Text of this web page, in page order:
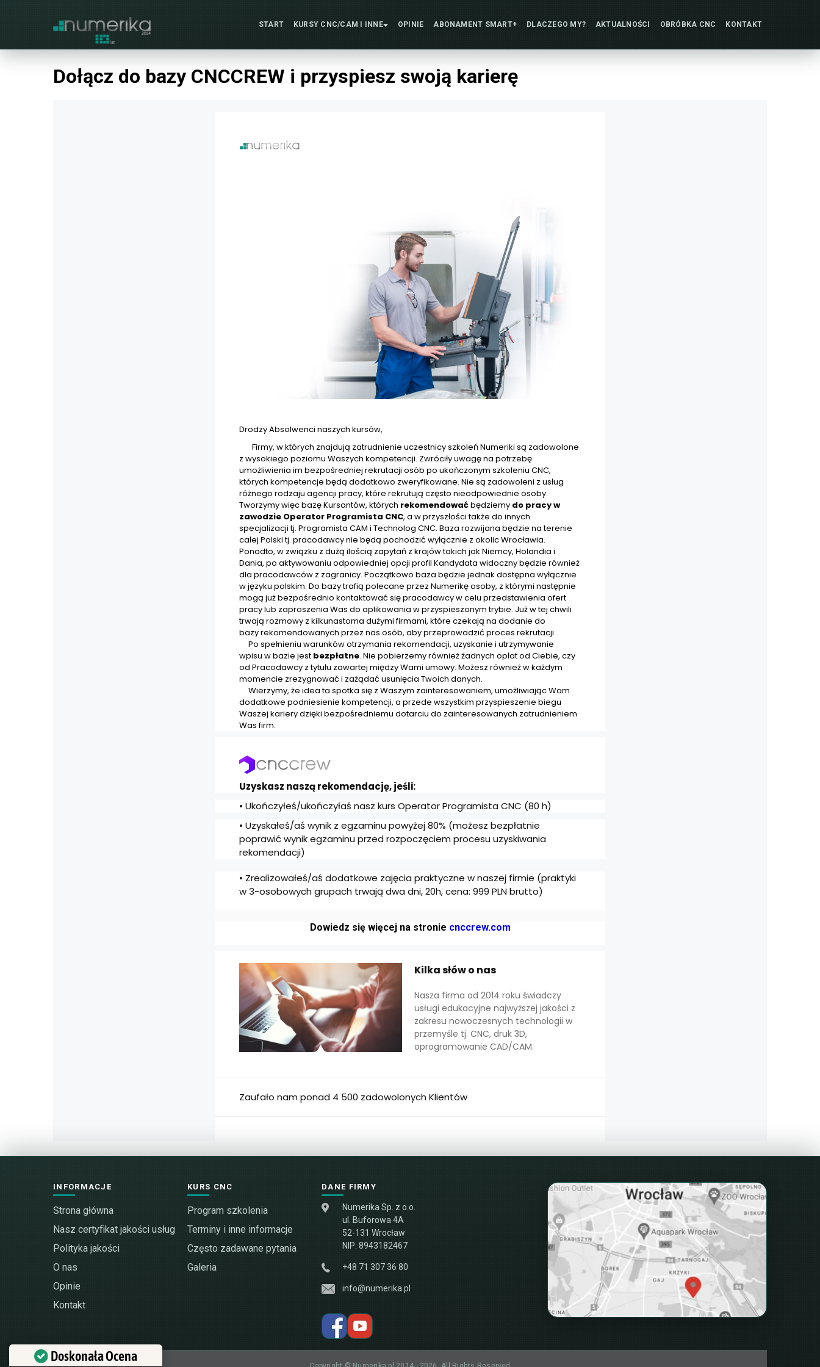
START KURSY CNC/CAM I INNE OPINIE ABONAMENT SMART+ DLACZEGO MY? AKTUALNOŚCI OBRÓBKA CNC KONTAKT
Dołącz do bazy CNCCREW i przyspiesz swoją karierę
Drodzy Absolwenci naszych kursów,
Firmy, w których znajdują zatrudnienie uczestnicy szkoleń Numeriki są zadowolone
z wysokiego poziomu Waszych kompetencji. Zwróciły uwagę na potrzebę
umożliwienia im bezpośredniej rekrutacji osób po ukończonym szkoleniu CNC,
których kompetencje będą dodatkowo zweryfikowane. Nie są zadowoleni z usług
różnego rodzaju agencji pracy, które rekrutują często nieodpowiednie osoby.
Tworzymy więc bazę Kursantów, których rekomendowaćbędziemy do pracy w
zawodzie Operator Programista CNC, a w przyszłości także do innych
specjalizacji tj. Programista CAM i Technolog CNC. Baza rozwijana będzie na terenie
całej Polski tj. pracodawcy nie będą pochodzić wyłącznie z okolic Wrocławia.
Ponadto, w związku z dużą ilością zapytań z krajów takich jak Niemcy, Holandia i
Dania, po aktywowaniu odpowiedniej opcji profil Kandydata widoczny będzie również
dla pracodawców z zagranicy. Początkowo baza będzie jednak dostępna wyłącznie
w języku polskim. Do bazy trafią polecane przez Numerikę osoby, z którymi następnie
mogą już bezpośrednio kontaktować się pracodawcy w celu przedstawienia ofert
pracy lub zaproszenia Was do aplikowania w przyspieszonym trybie. Już w tej chwili
trwają rozmowy z kilkunastoma dużymi firmami, które czekają na dodanie do
bazy rekomendowanych przez nas osób, aby przeprowadzić proces rekrutacji.
Po spełnieniu warunków otrzymania rekomendacji, uzyskanie i utrzymywanie
wpisu w bazie jest bezpłatne. Nie pobierzemy również żadnych opłat od Ciebie, czy
od Pracodawcy z tytułu zawartej między Wami umowy. Możesz również w każdym
momencie zrezygnować i zażądać usunięcia Twoich danych.
Wierzymy, że idea ta spotka się z Waszym zainteresowaniem, umożliwiając Wam
dodatkowe podniesienie kompetencji, a przede wszystkim przyspieszenie biegu
Waszej kariery dzięki bezpośredniemu dotarciu do zainteresowanych zatrudnieniem
Was firm.
Uzyskasz naszą rekomendację, jeśli:
• Ukończyłeś/ukończyłaś nasz kurs Operator Programista CNC (80 h)
• Uzyskałeś/aś wynik z egzaminu powyżej 80% (możesz bezpłatnie
poprawić wynik egzaminu przed rozpoczęciem procesu uzyskiwania
rekomendacji)
• Zrealizowałeś/aś dodatkowe zajęcia praktyczne w naszej firmie (praktyki
w 3-osobowych grupach trwają dwa dni, 20h, cena: 999 PLN brutto)
Dowiedz się więcej na stronie cnccrew.com
Kilka słów o nas
Nasza firma od 2014 roku świadczy
usługi edukacyjne najwyższej jakości z
zakresu nowoczesnych technologii w
przemyśle tj. CNC, druk 3D,
oprogramowanie CAD/CAM.
Zaufało nam ponad 4 500 zadowolonych Klientów
INFORMACJE
Strona główna
Nasz certyfikat jakości usług
Polityka jakości
O nas
Opinie
Kontakt
KURS CNC
Program szkolenia
Terminy i inne informacje
Często zadawane pytania
Galeria
DANE FIRMY
Numerika Sp. z o.o.
ul. Buforowa 4A
52-131 Wrocław
NIP: 8943182467
+48 71 307 36 80
info@numerika.pl
Doskonała Ocena